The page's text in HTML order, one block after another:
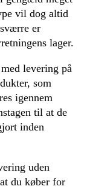
vil dog altid
er
lager.
levering på
som
igennem
til at de
inden
uden
du køber for